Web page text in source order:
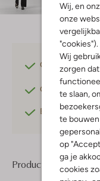
Wij, en
onze
"cookies").
Wij
zorgen
te slaan,
te
op
ga je
cookies
Gratis
Gratis
Betaal achteraf
Product informatie